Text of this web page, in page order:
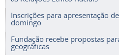
Inscrições para apresentação
domingo
Fundação recebe propostas
geográficas